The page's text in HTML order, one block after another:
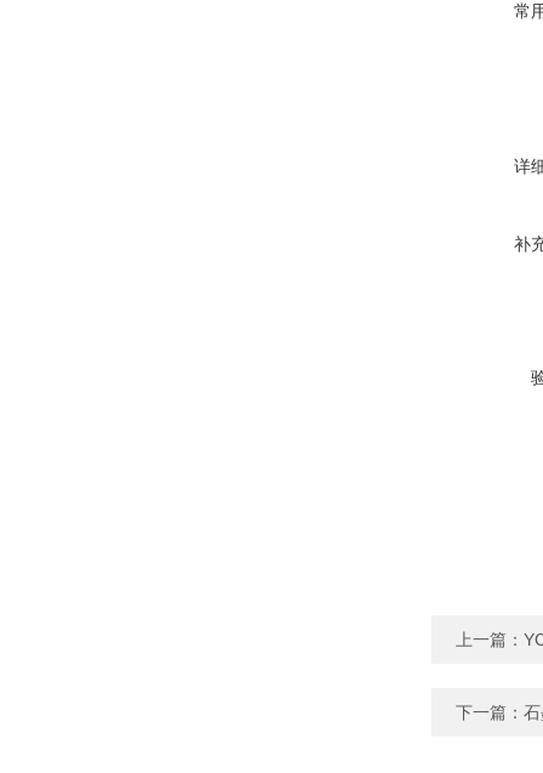
常
详
补
上一篇：
下一篇：